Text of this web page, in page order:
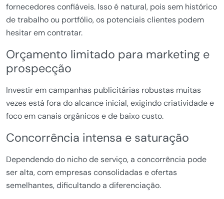
fornecedores confiáveis. Isso é natural, pois sem histórico
de trabalho ou portfólio, os potenciais clientes podem
hesitar em contratar.
Orçamento limitado para marketing e
prospecção
Investir em campanhas publicitárias robustas muitas
vezes está fora do alcance inicial, exigindo criatividade e
foco em canais orgânicos e de baixo custo.
Concorrência intensa e saturação
Dependendo do nicho de serviço, a concorrência pode
ser alta, com empresas consolidadas e ofertas
semelhantes, dificultando a diferenciação.